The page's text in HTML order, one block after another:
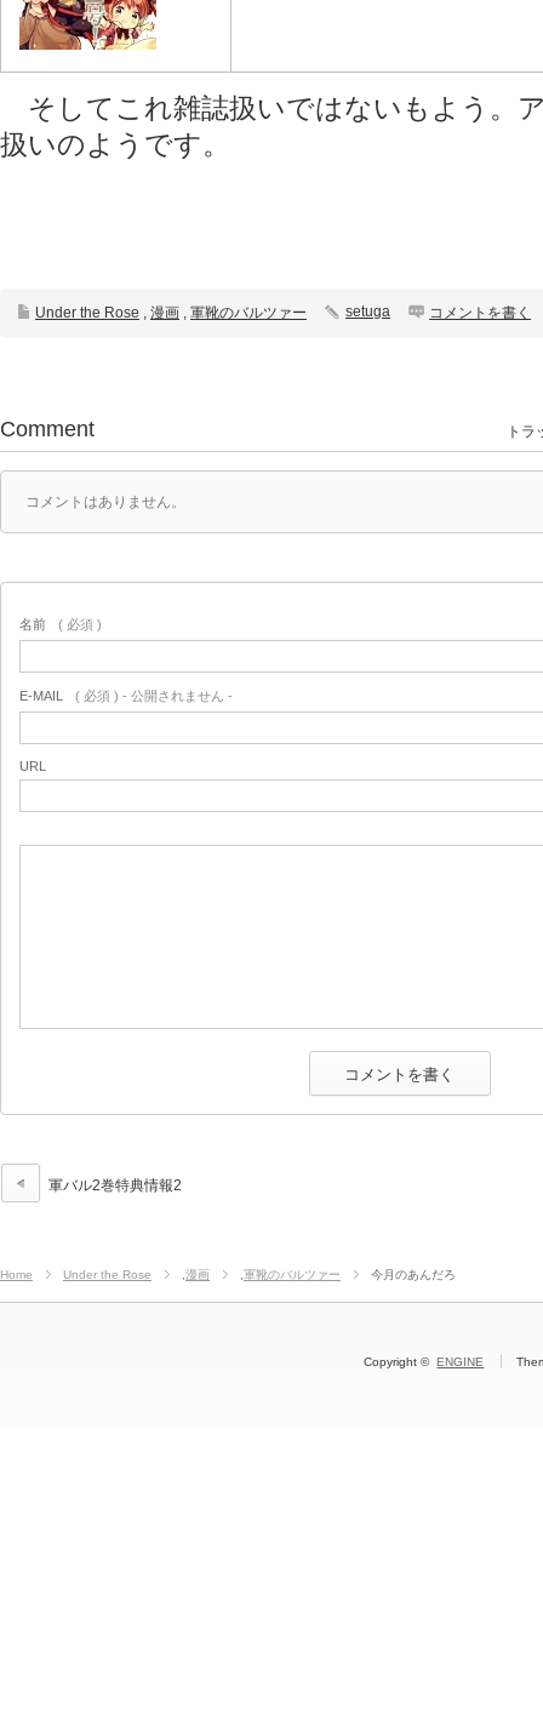
そしてこれ雑誌扱いではないもよう。
扱いのようです。
Under the Rose , 漫画 , 軍靴のバルツァー setuga コメントを書く
Comment トラ
コメントはありません。
名前 ( 必須 )
E-MAIL ( 必須 ) - 公開されません -
URL
軍バル2巻特典情報2
Home Under the Rose 漫画 軍靴のバルツァー 今月のあんだろ
Copyright ©ENGINE